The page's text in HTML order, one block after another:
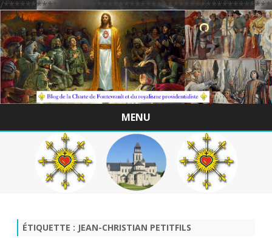
/
MENU
Skip
to
content
ÉTIQUETTE : JEAN-CHRISTIAN PETITFILS